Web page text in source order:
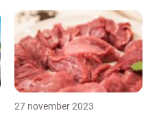
27 november 2023